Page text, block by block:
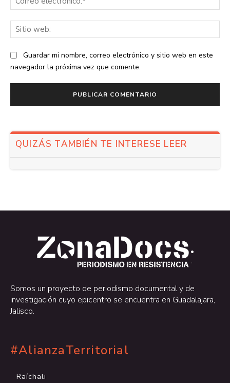
Guardar mi nombre, correo electrónico y sitio web en este
navegador la próxima vez que comente.
QUIZÁS TAMBIÉN TE INTERESE LEER
.
.
Somos un proyecto de periodismo documental y de
investigación cuyo epicentro se encuentra en Guadalajara,
Jalisco.
#AlianzaTerritorial
Raíchali